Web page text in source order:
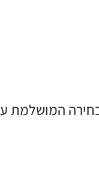
המושלמת